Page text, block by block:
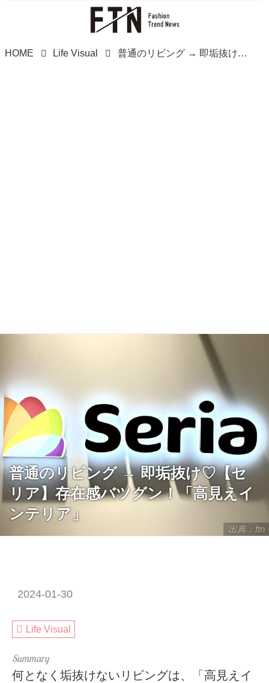
HOME Life Visual 普通のリビング → 即垢抜け♡【セリア】存在感バツグン！「高見えインテリア」
出典：ftn
普通のリビング → 即垢抜け♡【セ
リア】存在感バツグン！「高見えイ
ンテリア」
2024-01-30
Life Visual
何となく垢抜けないリビングは、「高見えイ